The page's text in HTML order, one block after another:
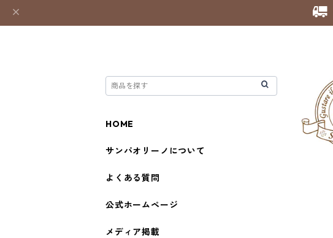
HOME
サンパオリーノについて
よくある質問
公式ホームページ
メディア掲載